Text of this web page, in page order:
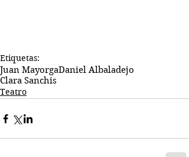
Etiquetas:
Juan MayorgaDaniel Albaladejo
Clara Sanchis
Teatro